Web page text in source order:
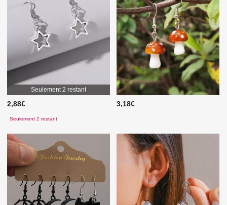
Seulement 2 restant
2,88€
Seulement 2 restant
3,18€